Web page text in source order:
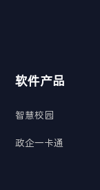
软件产品
智慧校园
政企一卡通